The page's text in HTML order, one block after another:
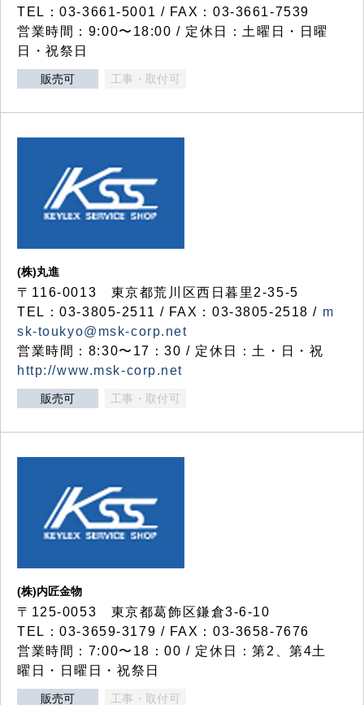
TEL：03-3661-5001 / FAX：03-3661-7539
営業時間：9:00〜18:00 / 定休日：土曜日・日曜
日・祝祭日
販売可 工事・取付可
(株)丸進
〒116-0013 東京都荒川区西日暮里2-35-5
TEL：03-3805-2511 / FAX：03-3805-2518 / m
sk-toukyo@msk-corp.net
営業時間：8:30〜17：30 / 定休日：土・日・祝
http://www.msk-corp.net
販売可 工事・取付可
(株)内匠金物
〒125-0053 東京都葛飾区鎌倉3-6-10
TEL：03-3659-3179 / FAX：03-3658-7676
営業時間：7:00〜18：00 / 定休日：第2、第4土
曜日・日曜日・祝祭日
販売可 工事・取付可